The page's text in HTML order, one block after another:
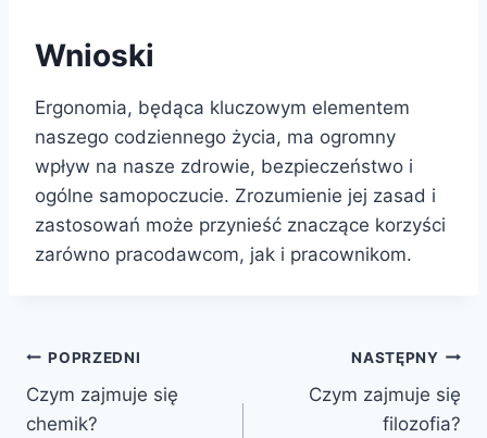
Wnioski
Ergonomia, będąca kluczowym elementem
naszego codziennego życia, ma ogromny
wpływ na nasze zdrowie, bezpieczeństwo i
ogólne samopoczucie. Zrozumienie jej zasad i
zastosowań może przynieść znaczące korzyści
zarówno pracodawcom, jak i pracownikom.
Nawigacja
wpisu
POPRZEDNI
Czym zajmuje się
chemik?
NASTĘPNY
Czym zajmuje się
filozofia?